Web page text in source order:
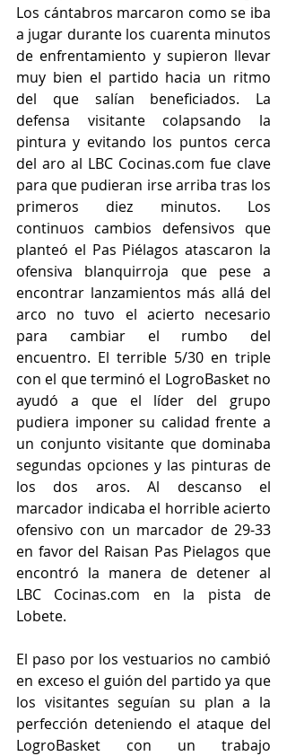
Los cántabros marcaron como se iba
a jugar durante los cuarenta minutos
de enfrentamiento y supieron llevar
muy bien el partido hacia un ritmo
del que salían beneficiados. La
defensa visitante colapsando la
pintura y evitando los puntos cerca
del aro al LBC Cocinas.com fue clave
para que pudieran irse arriba tras los
primeros diez minutos. Los
continuos cambios defensivos que
planteó el Pas Piélagos atascaron la
ofensiva blanquirroja que pese a
encontrar lanzamientos más allá del
arco no tuvo el acierto necesario
para cambiar el rumbo del
encuentro. El terrible 5/30 en triple
con el que terminó el LogroBasket no
ayudó a que el líder del grupo
pudiera imponer su calidad frente a
un conjunto visitante que dominaba
segundas opciones y las pinturas de
los dos aros. Al descanso el
marcador indicaba el horrible acierto
ofensivo con un marcador de 29-33
en favor del Raisan Pas Pielagos que
encontró la manera de detener al
LBC Cocinas.com en la pista de
Lobete.
El paso por los vestuarios no cambió
en exceso el guión del partido ya que
los visitantes seguían su plan a la
perfección deteniendo el ataque del
LogroBasket con un trabajo